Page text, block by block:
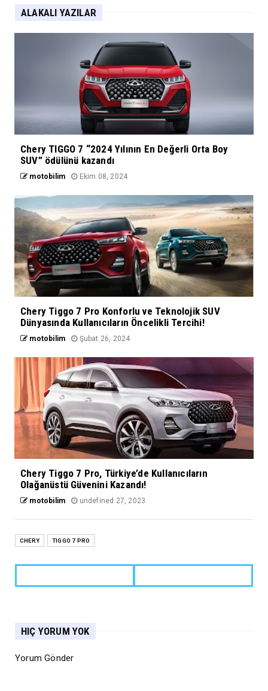
ALAKALI YAZILAR
Chery TIGGO 7 “2024 Yılının En Değerli Orta Boy
SUV” ödülünü kazandı
motobilim Ekim 08, 2024
Chery Tiggo 7 Pro Konforlu ve Teknolojik SUV
Dünyasında Kullanıcıların Öncelikli Tercihi!
motobilim Şubat 26, 2024
Chery Tiggo 7 Pro, Türkiye’de Kullanıcıların
Olağanüstü Güvenini Kazandı!
motobilim undefined 27, 2023
CHERY TIGGO 7 PRO
HIÇ YORUM YOK
Yorum Gönder